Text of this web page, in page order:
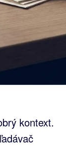
kontext.